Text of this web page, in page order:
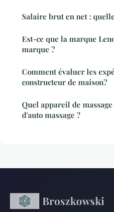
Salaire brut en net :
Est-ce que la marque
marque ?
Comment évaluer les
constructeur de maison?
Quel appareil de
d'auto massage ?
Broszkowski